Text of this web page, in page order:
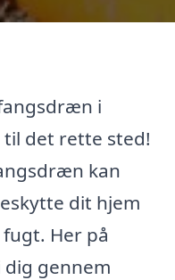
i
til det rette sted!
kan
dit hjem
Her på
gennem